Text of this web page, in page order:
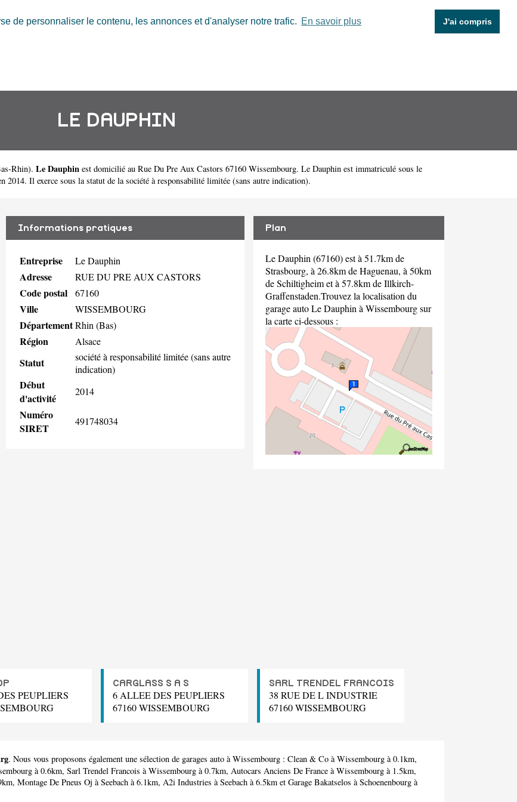
de personnaliser le contenu, les annonces et d'analyser notre trafic. En savoir plus J'ai compris
LE DAUPHIN
Rhin). Le Dauphin est domicilié au Rue Du Pre Aux Castors 67160 Wissembourg. Le Dauphin est immatriculé sous le
2014. Il exerce sous la statut de la société à responsabilité limitée (sans autre indication).
Informations pratiques
Entreprise Le Dauphin
Adresse RUE DU PRE AUX CASTORS
Code postal 67160
Ville WISSEMBOURG
DépartementRhin (Bas)
Région Alsace
Statut
société à responsabilité limitée (sans autre
indication)
Début
d'activité
2014
Numéro
SIRET
491748034
Plan
Le Dauphin (67160) est à 51.7km de
Strasbourg, à 26.8km de Haguenau, à 50km
de Schiltigheim et à 57.8km de Illkirch-
Graffenstaden.Trouvez la localisation du
garage auto Le Dauphin à Wissembourg sur
la carte ci-dessous :
PEUPLIERS
CARGLASS S A S
6 ALLEE DES PEUPLIERS
67160 WISSEMBOURG
SARL TRENDEL FRANCOIS
38 RUE DE L INDUSTRIE
67160 WISSEMBOURG
. Nous vous proposons également une sélection de garages auto à Wissembourg : Clean & Co à Wissembourg à 0.1km,
à 0.6km, Sarl Trendel Francois à Wissembourg à 0.7km, Autocars Anciens De France à Wissembourg à 1.5km,
Montage De Pneus Oj à Seebach à 6.1km, A2i Industries à Seebach à 6.5km et Garage Bakatselos à Schoenenbourg à